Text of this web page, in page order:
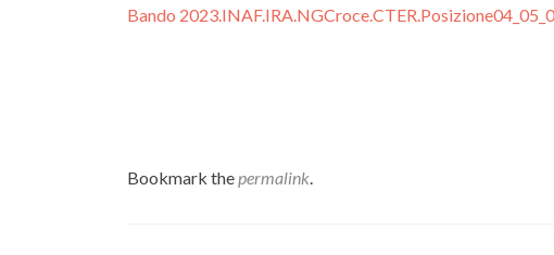
Bando
Bookmark thepermalink.